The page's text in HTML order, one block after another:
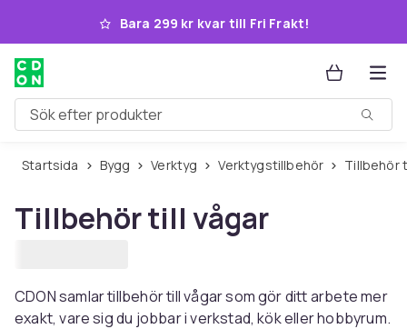
Hoppa till huvudinnehållet
Bara 299 kr kvar till Fri Frakt!
Sök efter produkter
Startsida Bygg Verktyg Verktygstillbehör
Tillbehör till vågar
CDON samlar tillbehör till vågar som gör ditt arbete mer
exakt, vare sig du jobbar i verkstad, kök eller hobbyrum.